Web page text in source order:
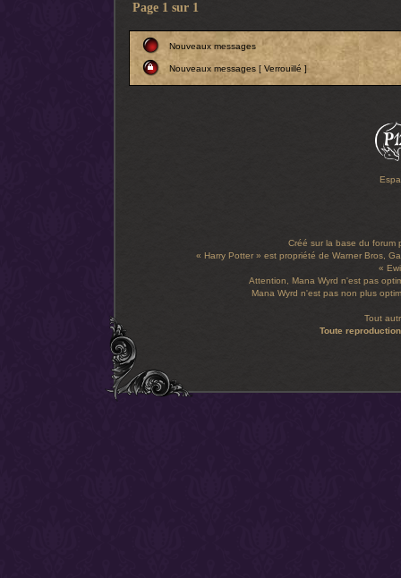
Page 1 sur 1
Nouveaux messages
Nouveaux messages [ Verrouillé ]
Créé sur la base du forum
« Harry Potter » est propriété de Warner Bros,
«
Attention, Mana Wyrd n'est pas
Mana Wyrd n'est pas non plus
Tout
Toute